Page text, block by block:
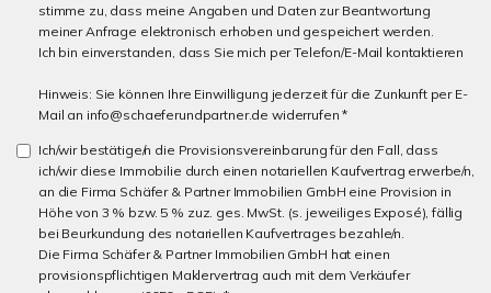
stimme zu, dass meine Angaben und Daten zur Beantwortung
meiner Anfrage elektronisch erhoben und gespeichert werden.
Ich bin einverstanden, dass Sie mich per Telefon/E-Mail kontaktieren
Hinweis: Sie können Ihre Einwilligung jederzeit für die Zunkunft per E-
Mail an info@schaeferundpartner.de widerrufen *
Ich/wir bestätige/n die Provisionsvereinbarung für den Fall, dass
ich/wir diese Immobilie durch einen notariellen Kaufvertrag erwerbe/n,
an die Firma Schäfer & Partner Immobilien GmbH eine Provision in
Höhe von 3 % bzw. 5 % zuz. ges. MwSt. (s. jeweiliges Exposé), fällig
bei Beurkundung des notariellen Kaufvertrages bezahle/n.
Die Firma Schäfer & Partner Immobilien GmbH hat einen
provisionspflichtigen Maklervertrag auch mit dem Verkäufer